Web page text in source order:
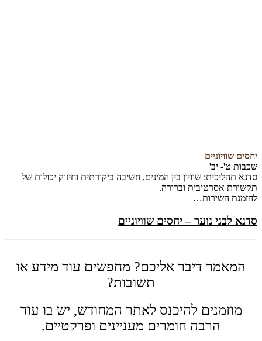
יחסים שוויוניים
שכבות ט'- יב'
סדנא תהליכית: שוויון בין המינים, חשיבה ביקורתית וחיזוק יכולות של
תקשורת אסרטיבית וברורה.
להזמנת השירות…
סדנא לבני נוער – יחסים שוויוניים
המאמר דיבר אליכם? מחפשים עוד מידע או
תשובות?
מוזמנים להיכנס לאתר המחודש, יש בו עוד
הרבה חומרים מעניינים ופרקטיים.